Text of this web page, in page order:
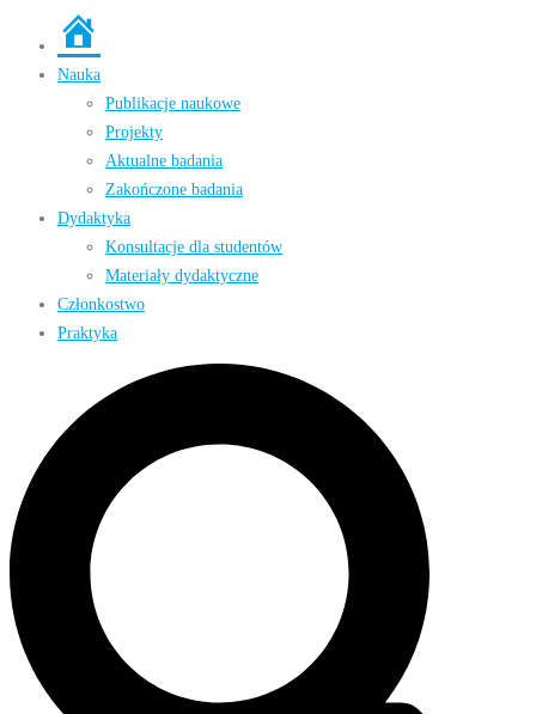
główna
Nauka
Publikacje naukowe
Projekty
Aktualne badania
Zakończone badania
Dydaktyka
Konsultacje dla studentów
Materiały dydaktyczne
Członkostwo
Praktyka